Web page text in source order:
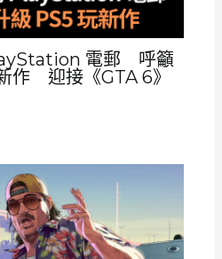
電郵 呼籲
作 迎接《GTA 6》